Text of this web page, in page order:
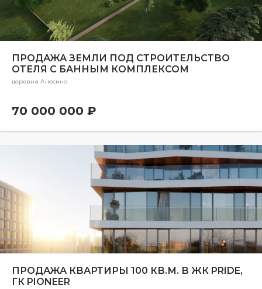
ПРОДАЖА ЗЕМЛИ ПОД СТРОИТЕЛЬСТВО
ОТЕЛЯ С БАННЫМ КОМПЛЕКСОМ
деревня Аносино
70 000 000 ₽
ПРОДАЖА КВАРТИРЫ 100 КВ.М. В ЖК PRIDE,
ГК PIONEER